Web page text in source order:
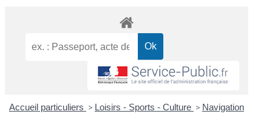
Accueil particuliers > Loisirs - Sports - Culture > Navigation